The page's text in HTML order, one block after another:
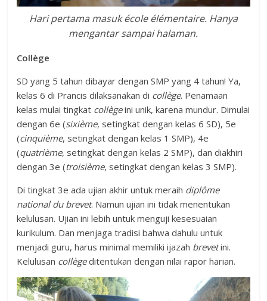
Hari pertama masuk école élémentaire. Hanya
mengantar sampai halaman.
Collège
SD yang 5 tahun dibayar dengan SMP yang 4 tahun! Ya,
kelas 6 di Prancis dilaksanakan di collège. Penamaan
kelas mulai tingkat collègeini unik, karena mundur. Dimulai
dengan 6e (sixième, setingkat dengan kelas 6 SD), 5e
(cinquième, setingkat dengan kelas 1 SMP), 4e
(quatrième, setingkat dengan kelas 2 SMP), dan diakhiri
dengan 3e (troisième, setingkat dengan kelas 3 SMP).
Di tingkat 3e ada ujian akhir untuk meraih diplôme
national du brevet. Namun ujian ini tidak menentukan
kelulusan. Ujian ini lebih untuk menguji kesesuaian
kurikulum. Dan menjaga tradisi bahwa dahulu untuk
menjadi guru, harus minimal memiliki ijazah brevetini.
Kelulusan collègeditentukan dengan nilai rapor harian.